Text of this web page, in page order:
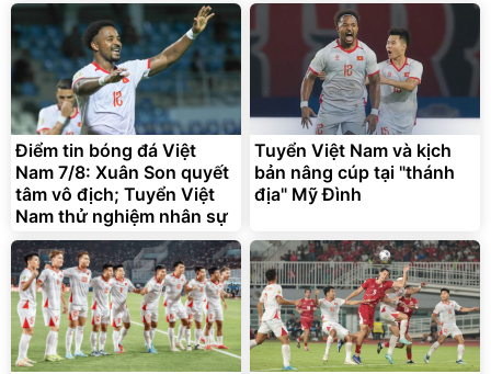
2.143.650 đ
Flash Sale
đ
Đã bán nhiều
Bạt phủ xe ô tô cao cấp,
tráng nhôm 03 lớp
392.000 đ
325.000đ
Xe đạp điện trợ lực G-
Force C14 gấp gọn bỏ cốp
tiện lợi
9.900.000đ
7.092.000đ
Điểm tin bóng đá Việt
Nam 7/8: Xuân Son quyết
tâm vô địch; Tuyển Việt
Nam thử nghiệm nhân sự
Tuyển Việt Nam và kịch
bản nâng cúp tại "thánh
địa" Mỹ Đình